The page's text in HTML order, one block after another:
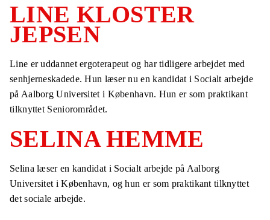
LINE KLOSTER
JEPSEN
Line er uddannet ergoterapeut og har tidligere arbejdet med
senhjerneskadede. Hun læser nu en kandidat i Socialt arbejde
på Aalborg Universitet i København. Hun er som praktikant
tilknyttet Seniorområdet.
SELINA HEMME
Selina læser en kandidat i Socialt arbejde på Aalborg
Universitet i København, og hun er som praktikant tilknyttet
det sociale arbejde.